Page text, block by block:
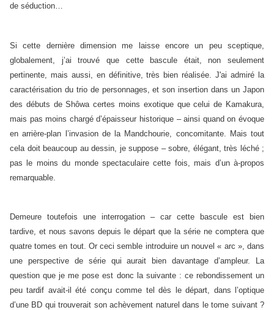
de séduction…
Si cette dernière dimension me laisse encore un peu sceptique,
globalement, j’ai trouvé que cette bascule était, non seulement
pertinente, mais aussi, en définitive, très bien réalisée. J'ai admiré la
caractérisation du trio de personnages, et son insertion dans un Japon
des débuts de Shôwa certes moins exotique que celui de Kamakura,
mais pas moins chargé d’épaisseur historique – ainsi quand on évoque
en arrière-plan l’invasion de la Mandchourie, concomitante. Mais tout
cela doit beaucoup au dessin, je suppose – sobre, élégant, très léché ;
pas le moins du monde spectaculaire cette fois, mais d’un à-propos
remarquable.
Demeure toutefois une interrogation – car cette bascule est bien
tardive, et nous savons depuis le départ que la série ne comptera que
quatre tomes en tout. Or ceci semble introduire un nouvel « arc », dans
une perspective de série qui aurait bien davantage d’ampleur. La
question que je me pose est donc la suivante : ce rebondissement un
peu tardif avait-il été conçu comme tel dès le départ, dans l’optique
d’une BD qui trouverait son achèvement naturel dans le tome suivant ?